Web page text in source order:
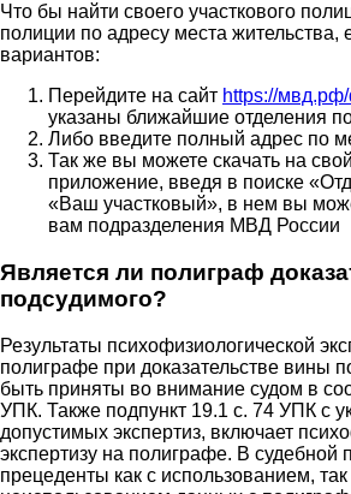
Что бы найти своего участкового
полиции по адресу места жительства,
вариантов:
Перейдите на сайт https://
указаны ближайшие отделения
Либо введите полный адрес по
Так же вы можете скачать на
приложение, введя в поиске
«Ваш участковый», в нем вы
вам подразделения МВД России
Является ли полиграф
подсудимого?
Результаты психофизиологической
полиграфе при доказательстве вины
быть приняты во внимание судом в
УПК. Также подпункт 19.1 с. 74 УПК с
допустимых экспертиз, включает
экспертизу на полиграфе. В судебной
прецеденты как с использованием, так